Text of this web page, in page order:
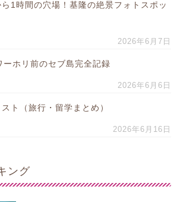
ら1時間の穴場！基隆の絶景フォトスポッ
2026年6月7日
ーホリ前のセブ島完全記録
2026年6月6日
スト（旅行・留学まとめ）
2026年6月16日
ング